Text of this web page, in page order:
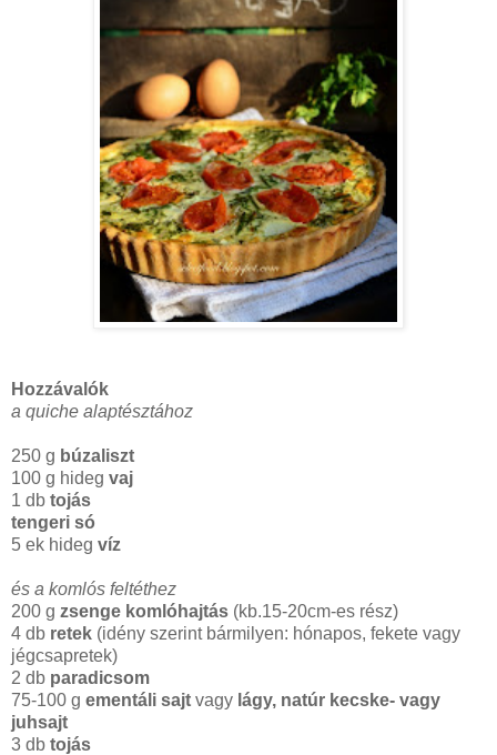
Hozzávalók
a quiche alaptésztához
250 g búzaliszt
100 g hideg vaj
1 db tojás
tengeri só
5 ek hideg víz
és a komlós feltéthez
200 g zsenge komlóhajtás (kb.15-20cm-es rész)
4 db retek (idény szerint bármilyen: hónapos, fekete vagy
jégcsapretek)
2 db paradicsom
75-100 g ementáli sajt vagy lágy, natúr kecske- vagy
juhsajt
3 db tojás